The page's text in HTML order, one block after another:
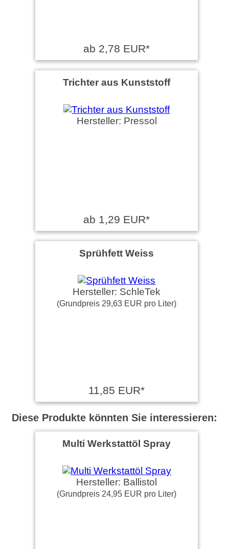
ab 2,78 EUR*
Trichter aus Kunststoff
Hersteller: Pressol
ab 1,29 EUR*
Sprühfett Weiss
Hersteller: SchleTek
(Grundpreis 29,63 EUR pro Liter)
11,85 EUR*
Diese Produkte könnten Sie interessieren:
Multi Werkstattöl Spray
Hersteller: Ballistol
(Grundpreis 24,95 EUR pro Liter)